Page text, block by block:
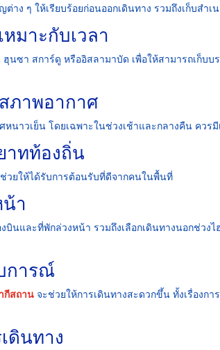
ง ๆ ให้เรียบร้อยก่อนออกเดินทาง รวมถึงเก็บสำเ
หมาะกับเวลา
ฮุนซา สการ์ดู หรืออิสลามาบัด เพื่อให้สามารถเก็บบ
ภาพอากาศ
นาวเย็น โดยเฉพาะในช่วงเช้าและกลางคืน ควร
าทท้องถิ่น
วยให้ได้รับการต้อนรับที่ดีจากคนในพื้นที่
า
งบินและที่พักล่วงหน้า รวมถึงเลือกเดินทางนอกช่ว
การณ์
กีสถาน จะช่วยให้การเดินทางสะดวกขึ้น ทั้งเรื่องกา
ดินทาง